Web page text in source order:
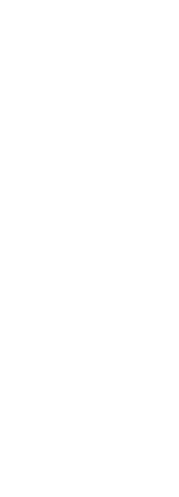
Lanyard die
bei